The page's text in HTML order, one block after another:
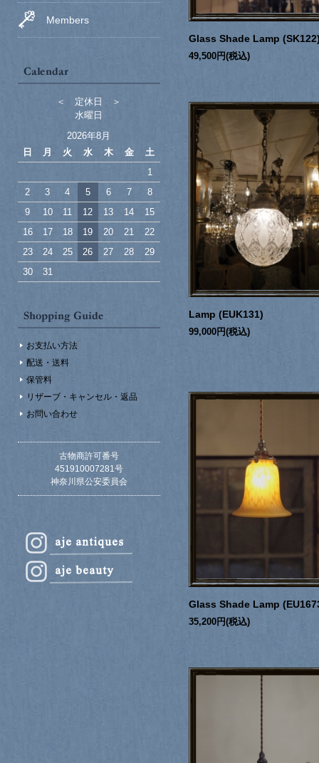
Members
＜ 定休日 ＞
水曜日
2026年8月
日
月 火 水 木 金
土
1
2
3 4 5 6 7
8
9
10 11 12 13 14
15
16
17 18 19 20 21
22
23
24 25 26 27 28
29
30
31
お支払い方法
配送・送料
保管料
リザーブ・キャンセル・返品
お問い合わせ
古物商許可番号
451910007281号
神奈川県公安委員会
Glass Shade Lamp
49,500円(税込)
Lamp (EUK131)
99,000円(税込)
Glass Shade Lamp
35,200円(税込)